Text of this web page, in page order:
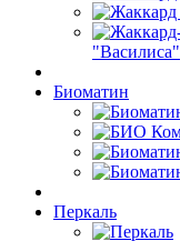
"Василиса"
Биоматин
Перкаль